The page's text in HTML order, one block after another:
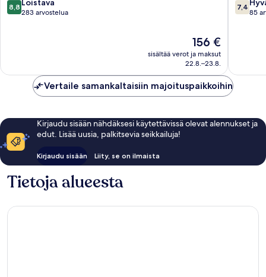
kautta
8,8 Loistava
283 arvostelua
Hinta
on
156 €
156 €
sisältää verot ja maksut
22.8.–23.8.
kautta
7,4
85
Vertaile samankaltaisiin majoituspaikkoihin
Kirjaudu sisään nähdäksesi käytettävissä olevat alennukset ja
edut. Lisää uusia, palkitsevia seikkailuja!
Kirjaudu sisään Liity, se on ilmaista
Tietoja alueesta